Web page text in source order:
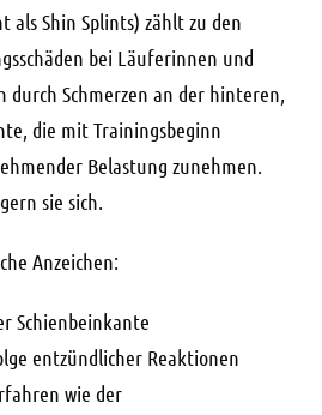
als Shin Splints) zählt zu den
bei Läuferinnen und
durch Schmerzen an der hinteren,
die mit Trainingsbeginn
Belastung zunehmen.
sie sich.
Anzeichen:
Schienbeinkante
entzündlicher Reaktionen
wie der